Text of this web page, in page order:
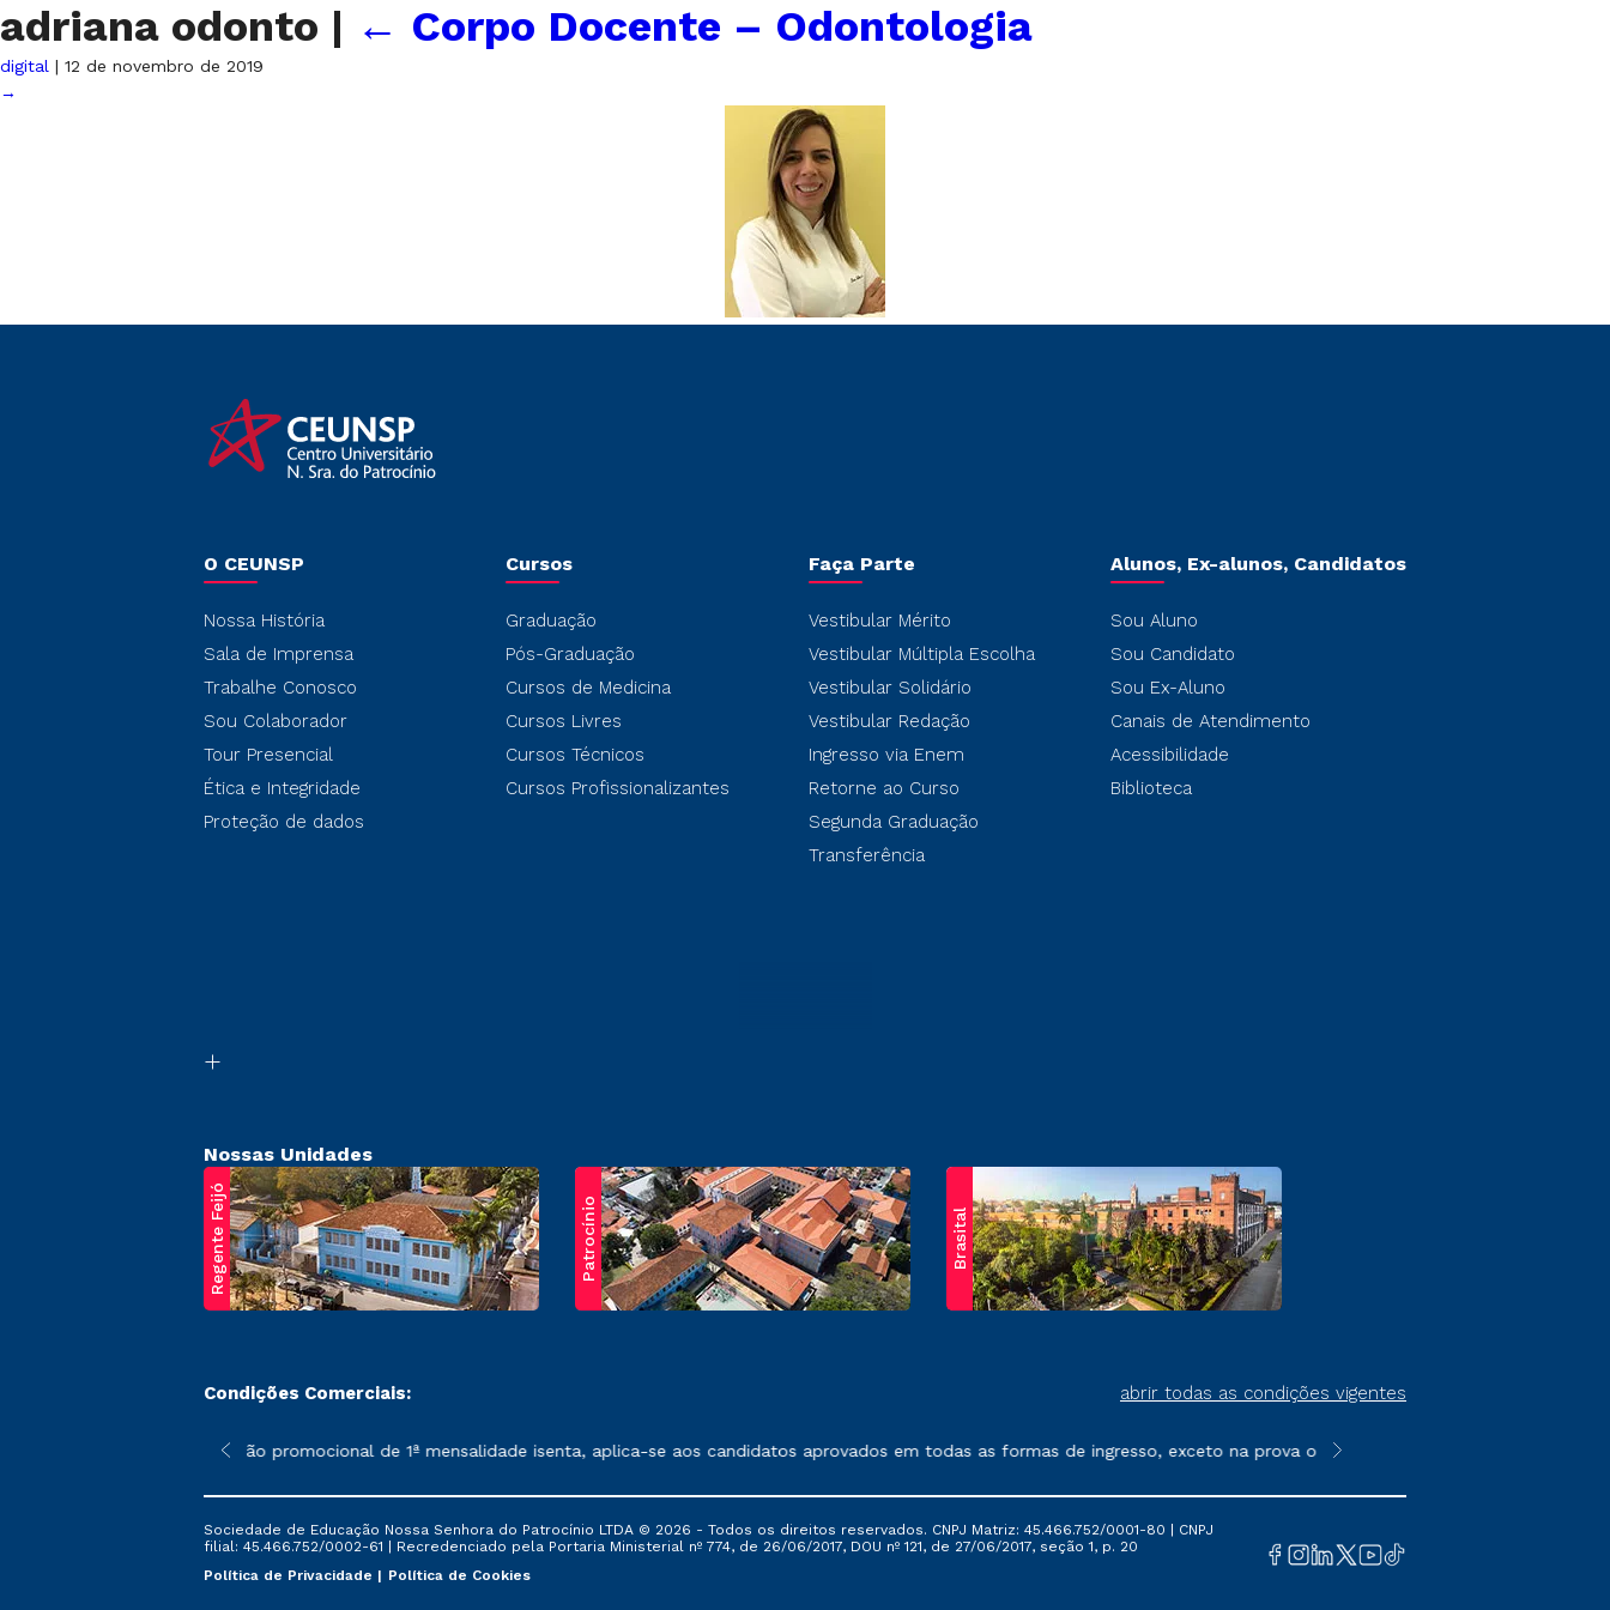
adriana odonto | ← Corpo Docente – Odontologia
digital | 12 de novembro de 2019
→
O CEUNSP
Nossa História
Sala de Imprensa
Trabalhe Conosco
Sou Colaborador
Tour Presencial
Ética e Integridade
Proteção de dados
Cursos
Graduação
Pós-Graduação
Cursos de Medicina
Cursos Livres
Cursos Técnicos
Cursos Profissionalizantes
Faça Parte
Vestibular Mérito
Vestibular Múltipla Escolha
Vestibular Solidário
Vestibular Redação
Ingresso via Enem
Retorne ao Curso
Segunda Graduação
Transferência
Alunos, Ex-alunos, Candidatos
Sou Aluno
Sou Candidato
Sou Ex-Aluno
Canais de Atendimento
Acessibilidade
Biblioteca
Nossas Unidades
Regente Feijó Patrocínio Brasital
Condições Comerciais: abrir todas as condições vigentes
sofrer alterações nos períodos de rematrícula conforme exposto no contrato de prestação de serviços.
*A condição promocional de 1ª mensalidade isenta, aplica-se aos candidatos aprovados em todas as formas de ingresso, exceto na prova on-line ou agendada, que
**Semipresencial é um formato do
Sociedade de Educação Nossa Senhora do Patrocínio LTDA © 2026 - Todos os direitos reservados. CNPJ Matriz: 45.466.752/0001-80 | CNPJ
filial: 45.466.752/0002-61 | Recredenciado pela Portaria Ministerial nº 774, de 26/06/2017, DOU nº 121, de 27/06/2017, seção 1, p. 20
Política de Privacidade
Política de Cookies